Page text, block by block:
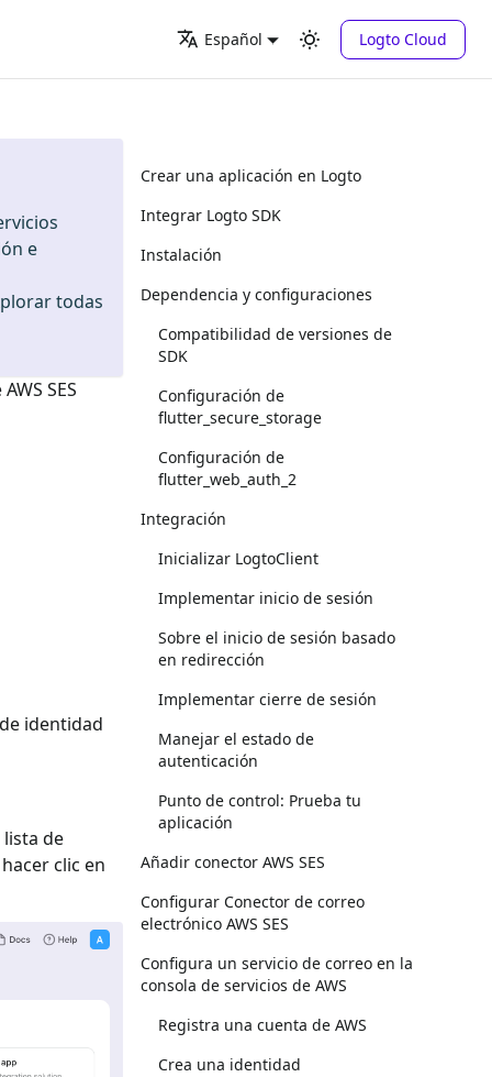
Español Logto Cloud
e
todas
AWS SES
identidad
lista de
hacer clic en
Crear una aplicación en Logto
Integrar Logto SDK
Instalación
Dependencia y configuraciones
Compatibilidad de versiones de
SDK
Configuración de
flutter_secure_storage
Configuración de
flutter_web_auth_2
Integración
Inicializar LogtoClient
Implementar inicio de sesión
Sobre el inicio de sesión basado
en redirección
Implementar cierre de sesión
Manejar el estado de
autenticación
Punto de control: Prueba tu
aplicación
Añadir conector AWS SES
Configurar Conector de correo
electrónico AWS SES
Configura un servicio de correo en la
consola de servicios de AWS
Registra una cuenta de AWS
Crea una identidad